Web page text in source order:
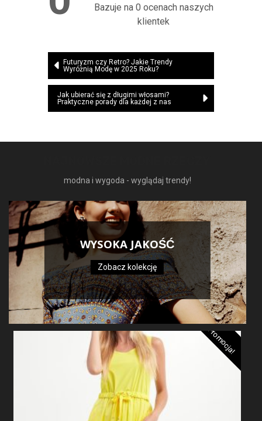
Bazuje na 0 ocenach naszych
klientek
Nawigacja
wpisu
Futuryzm czy Retro? Jakie Trendy
Wyróżnią Modę w 2025 Roku?
Jak ubierać się z długimi włosami?
Praktyczne porady dla każdej z nas
modna i wygoda - wyglądaj trendy!
WYSOKA JAKOŚĆ
Zobacz kolekcję
Promocja!